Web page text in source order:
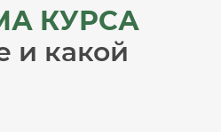
КУРСА
и какой